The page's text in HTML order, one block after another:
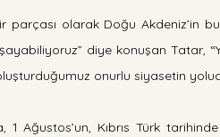
olarak Doğu Akdeniz’in bu
diye konuşan Tatar,
onurlu siyasetin
Ağustos’un, Kıbrıs Türk